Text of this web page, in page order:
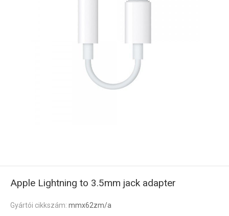
Apple Lightning to 3.5mm jack adapter
Gyártói cikkszám: mmx62zm/a